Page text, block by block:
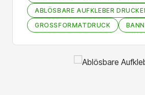
ABLÖSBARE AUFKLEBER
GROSSFORMATDRUCK
Bildergalerie überspringen